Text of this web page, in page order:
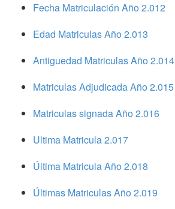
Fecha Matriculación Año 2.012
Edad Matriculas Año 2.013
Antiguedad Matriculas Año 2.014
Matriculas Adjudicada Año 2.015
Matriculas signada Año 2.016
Ultima Matricula 2.017
Última Matricula Año 2.018
Últimas Matriculas Año 2.019